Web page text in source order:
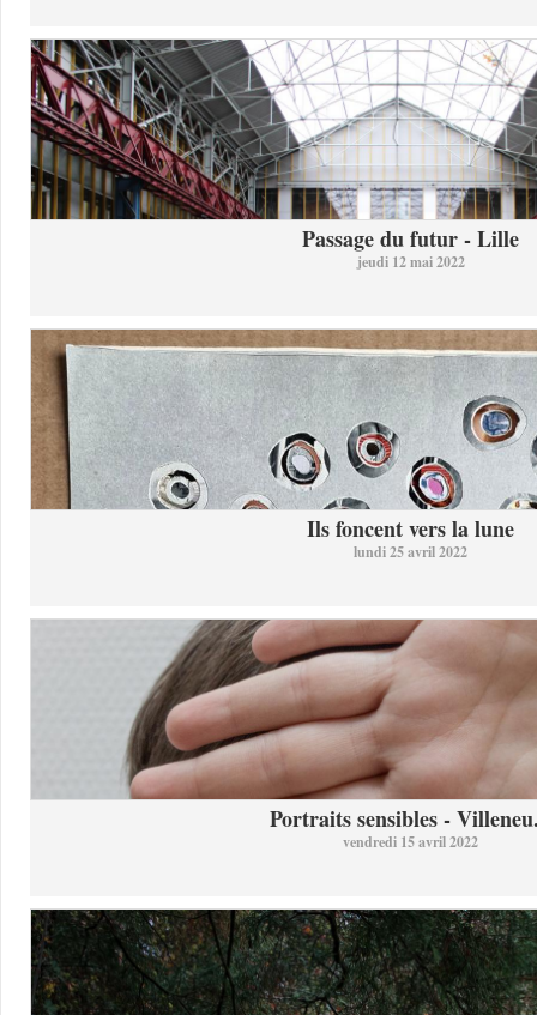
Passage du futur - Lille
jeudi 12 mai 2022
Ils foncent vers la lune
lundi 25 avril 2022
Portraits sensibles -
vendredi 15 avril 2022